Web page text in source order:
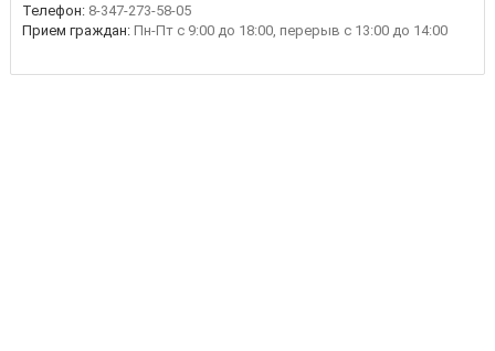
Телефон:8-347-273-58-05
Прием граждан:Пн-Пт с 9:00 до 18:00, перерыв с 13:00 до 14:00